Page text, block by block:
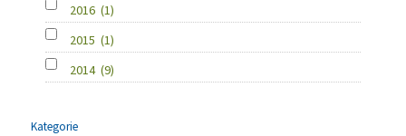
2016 (1)
2015 (1)
2014 (9)
Kategorie